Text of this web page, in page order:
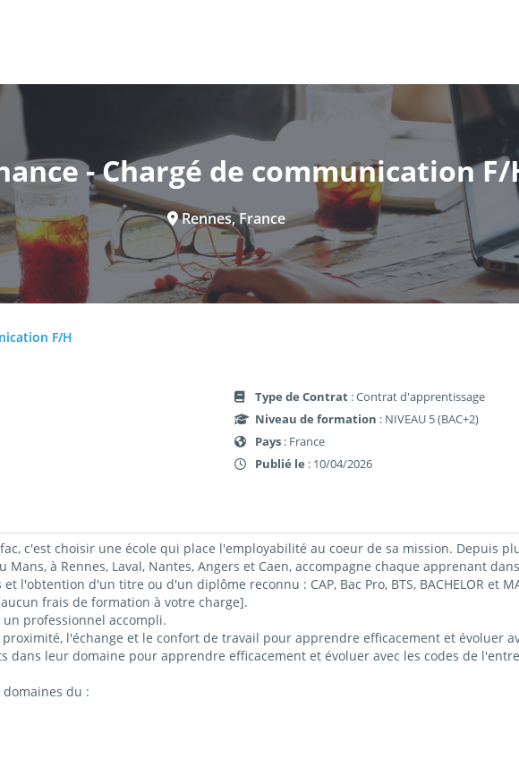
- Chargé de communication F/
Rennes, France
F/H
Type de Contrat : Contrat d'apprentissage
Niveau de formation : NIVEAU 5 (BAC+2)
Pays : France
Publié le : 10/04/2026
c'est choisir une école qui place l'employabilité au coeur de sa mission. Depuis
à Rennes, Laval, Nantes, Angers et Caen, accompagne chaque apprenant
l'obtention d'un titre ou d'un diplôme reconnu : CAP, Bac Pro, BTS, BACHELOR et
frais de formation à votre charge].
professionnel accompli.
l'échange et le confort de travail pour apprendre efficacement et évoluer
dans leur domaine pour apprendre efficacement et évoluer avec les codes de
du :